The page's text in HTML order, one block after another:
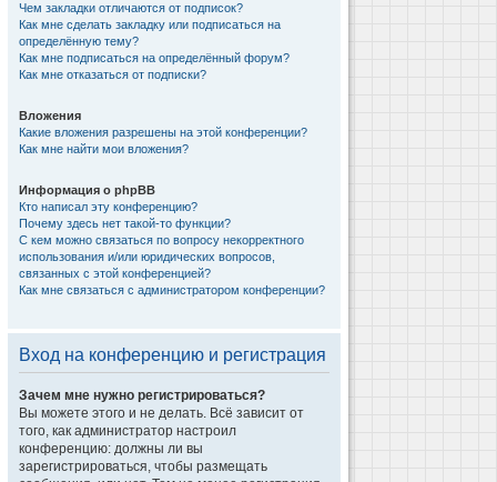
Чем закладки отличаются от подписок?
Как мне сделать закладку или подписаться на
определённую тему?
Как мне подписаться на определённый форум?
Как мне отказаться от подписки?
Вложения
Какие вложения разрешены на этой конференции?
Как мне найти мои вложения?
Информация о phpBB
Кто написал эту конференцию?
Почему здесь нет такой-то функции?
С кем можно связаться по вопросу некорректного
использования и/или юридических вопросов,
связанных с этой конференцией?
Как мне связаться с администратором конференции?
Вход на конференцию и регистрация
Зачем мне нужно регистрироваться?
Вы можете этого и не делать. Всё зависит от
того, как администратор настроил
конференцию: должны ли вы
зарегистрироваться, чтобы размещать